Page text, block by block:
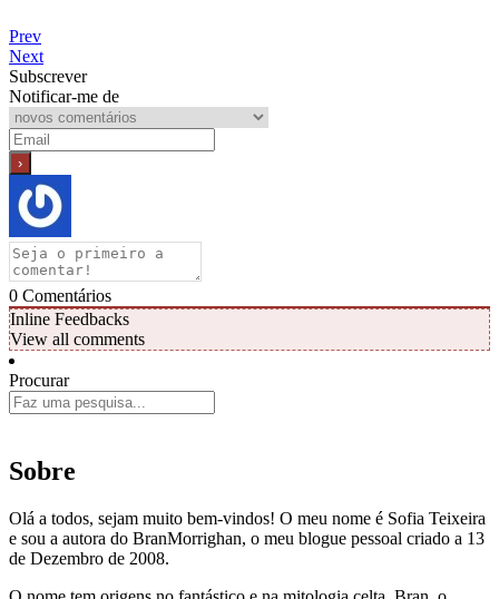
Prev
Next
Subscrever
Notificar-me de
0 Comentários
Inline Feedbacks
View all comments
Procurar
Sobre
Olá a todos, sejam muito bem-vindos! O meu nome é Sofia Teixeira
e sou a autora do BranMorrighan, o meu blogue pessoal criado a 13
de Dezembro de 2008.